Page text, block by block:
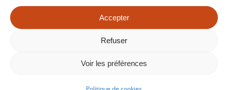
Accepter
Refuser
Voir les préférences
Politique de cookies Conditions Générales de Vente
Copyright © 2026 milabeille.com - Tous droits réservés |